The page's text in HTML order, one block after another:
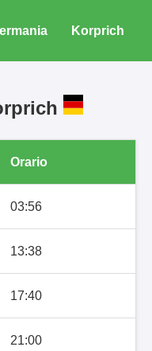
Korprich
Orario
03:56
13:38
17:40
21:00